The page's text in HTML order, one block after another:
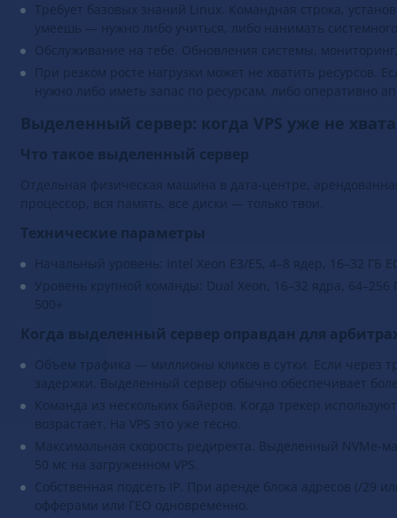
Требует базовых знаний Linux. Командная строка,
умеешь — нужно либо учиться, либо нанимать
Обслуживание на тебе. Обновления системы,
При резком росте нагрузки может не хватить ресурсов.
нужно либо иметь запас по ресурсам, либо оперативно
Выделенный сервер: когда VPS уже не
Что такое выделенный сервер
Отдельная физическая машина в дата-центре,
процессор, вся память, все диски — только твои.
Технические параметры
Начальный уровень: Intel Xeon E3/E5, 4–8 ядер, 16–32 ГБ
Уровень крупной команды: Dual Xeon, 16–32 ядра, 64–256
500+
Когда выделенный сервер оправдан для
Объем трафика — миллионы кликов в сутки. Если через
задержки. Выделенный сервер обычно обеспечивает
Команда из нескольких байеров. Когда трекер
возрастает. На VPS это уже тесно.
Максимальная скорость редиректа. Выделенный NVMe-
50 мс на загруженном VPS.
Собственная подсеть IP. При аренде блока адресов (/29
офферами или ГЕО одновременно.